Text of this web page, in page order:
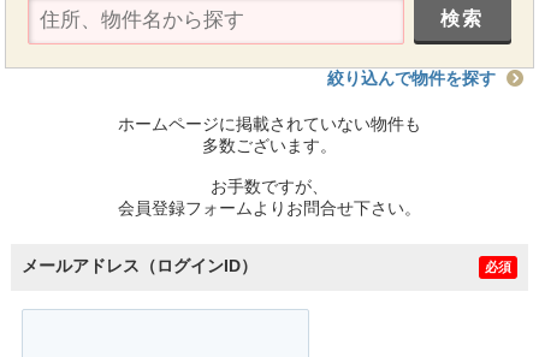
絞り込んで物件を探す
ホームページに掲載されていない物件も
多数ございます。
お手数ですが、
会員登録フォームよりお問合せ下さい。
メールアドレス（ログインID） 必須